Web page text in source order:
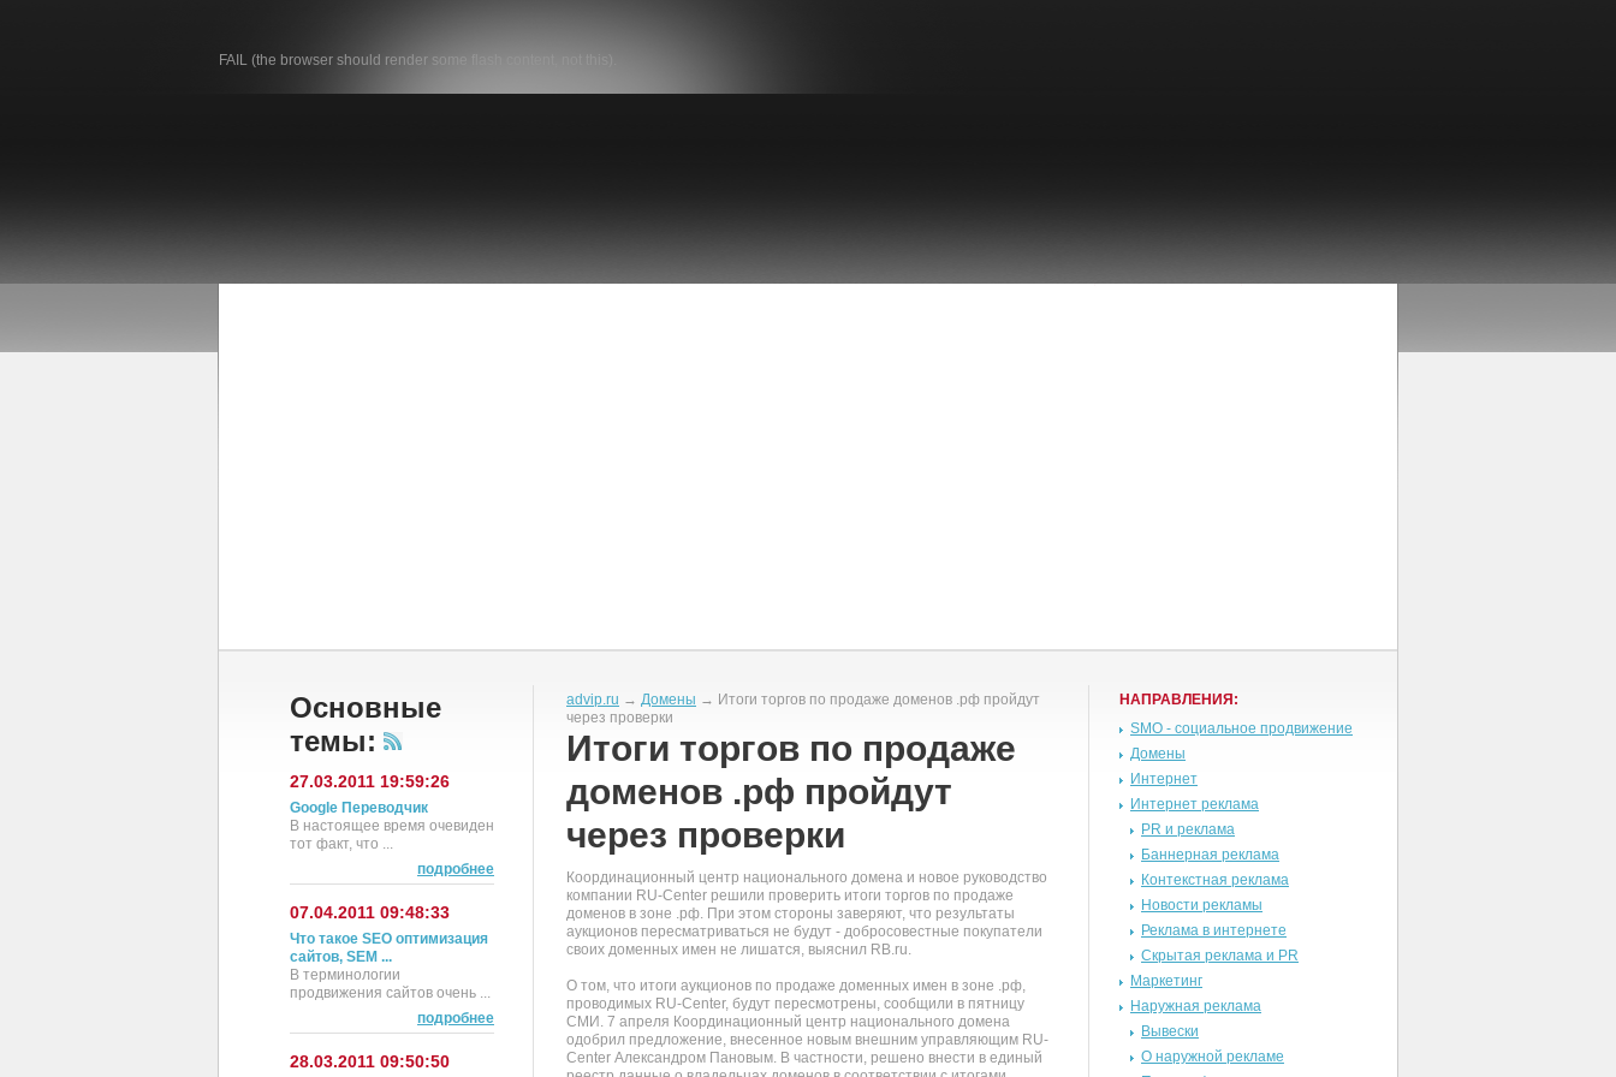
FAIL (the browser should render some flash content, not this).
Основные
темы:
27.03.2011 19:59:26
Google Переводчик
В настоящее время очевиден
тот факт, что ...
подробнее
07.04.2011 09:48:33
Что такое SEO оптимизация
сайтов, SEM ...
В терминологии
продвижения сайтов очень ...
подробнее
28.03.2011 09:50:50
advip.ru → Домены → Итоги торгов по продаже доменов .рф пройдут
через проверки
Итоги торгов по продаже
доменов .рф пройдут
через проверки
Координационный центр национального домена и новое руководство
компании RU-Center решили проверить итоги торгов по продаже
доменов в зоне .рф. При этом стороны заверяют, что результаты
аукционов пересматриваться не будут - добросовестные покупатели
своих доменных имен не лишатся, выяснил RB.ru.
О том, что итоги аукционов по продаже доменных имен в зоне .рф,
проводимых RU-Center, будут пересмотрены, сообщили в пятницу
СМИ. 7 апреля Координационный центр национального домена
одобрил предложение, внесенное новым внешним управляющим RU-
Center Александром Пановым. В частности, решено внести в единый
НАПРАВЛЕНИЯ:
SMO - социальное продвижение
Домены
Интернет
Интернет реклама
PR и реклама
Баннерная реклама
Контекстная реклама
Новости рекламы
Реклама в интернете
Скрытая реклама и PR
Маркетинг
Наружная реклама
Вывески
О наружной рекламе